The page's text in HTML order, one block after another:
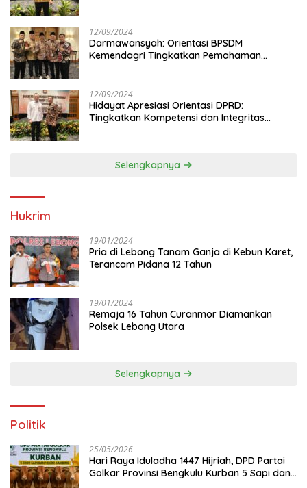
12/09/2024
Darmawansyah: Orientasi BPSDM
Kemendagri Tingkatkan Pemahaman
12/09/2024
Hidayat Apresiasi Orientasi DPRD:
Tingkatkan Kompetensi dan Integritas
Selengkapnya
Hukrim
19/01/2024
Pria di Lebong Tanam Ganja di Kebun Karet,
Terancam Pidana 12 Tahun
19/01/2024
Remaja 16 Tahun Curanmor Diamankan
Polsek Lebong Utara
Selengkapnya
Politik
25/05/2026
Hari Raya Iduladha 1447 Hijriah, DPD Partai
Golkar Provinsi Bengkulu Kurban 5 Sapi dan 1